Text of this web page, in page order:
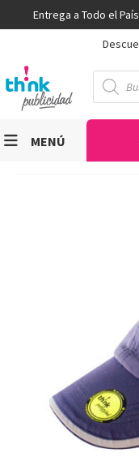
Entrega a Todo el País
de
MENÚ